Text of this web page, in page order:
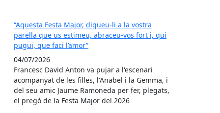
“Aquesta Festa Major, digueu-li a la vostra
parella que us estimeu, abraceu-vos fort i, qui
pugui, que faci l’amor”
04/07/2026
Francesc David Anton va pujar a l'escenari
acompanyat de les filles, l'Anabel i la Gemma, i
del seu amic Jaume Ramoneda per fer, plegats,
el pregó de la Festa Major del 2026